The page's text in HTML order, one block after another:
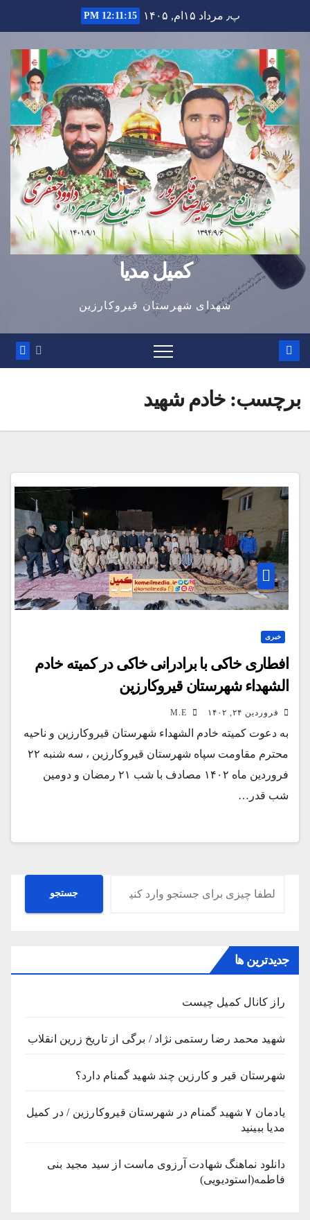
to
content
پ٫ مرداد ۱۵ام, ۱۴۰۵ 12:11:16 PM
کمیل مدیا
شهدای شهرستان قیروکارزین
برچسب:خادم شهید
خبری
افطاری خاکی با برادرانی خاکی در کمیته خادم
الشهداء شهرستان قیروکارزین
فروردین ۲۴, ۱۴۰۲
به دعوت کمیته خادم الشهداء شهرستان قیروکارزین و ناحیه
محترم مقاومت سپاه شهرستان قیروکارزین ، سه شنبه ۲۲
فروردین ماه ۱۴۰۲ مصادف با شب ۲۱ رمضان و دومین
شب قدر…
جستجو جستجو
جدیدترین ها
راز کانال کمیل چیست
شهید محمد رضا رستمی نژاد / برگی از تاریخ زرین انقلاب
شهرستان قیر و کارزین چند شهید گمنام دارد؟
یادمان ۷ شهید گمنام در شهرستان قیروکارزین / در کمیل
مدیا ببینید
دانلود نماهنگ شهادت آرزوی ماست از سید مجید بنی
فاطمه(استودیویی)